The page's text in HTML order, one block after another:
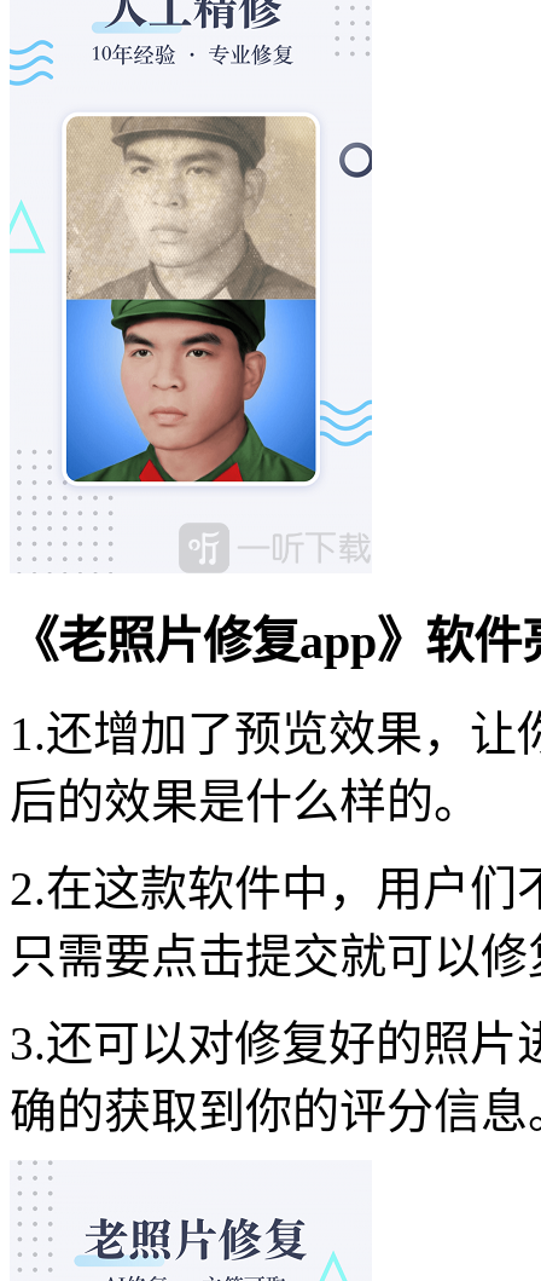
《老照片修复app》软
1.还增加了预览效果，
后的效果是什么样的。
2.在这款软件中，用户
只需要点击提交就可以
3.还可以对修复好的照
确的获取到你的评分信息